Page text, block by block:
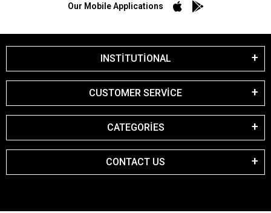
Our Mobile Applications
INSTİTUTİONAL
CUSTOMER SERVİCE
CATEGORİES
CONTACT US